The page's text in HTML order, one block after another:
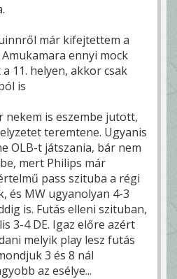
már kifejtettem a
ennyi mock
11. helyen, akkor csak
is
nekem is eszembe jutott,
teremtene. Ugyanis
OLB-t játszania, bár nem
mert Philips már
pass szituba a régi
és MW ugyanolyan 4-3
is. Futás elleni szituban,
3-4 DE. Igaz előre azért
melyik play lesz futás
3 és 8 nál
az esélye...